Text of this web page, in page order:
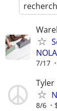
7/17
Tyler
8/6